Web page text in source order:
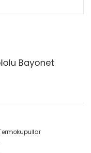
Bayonet